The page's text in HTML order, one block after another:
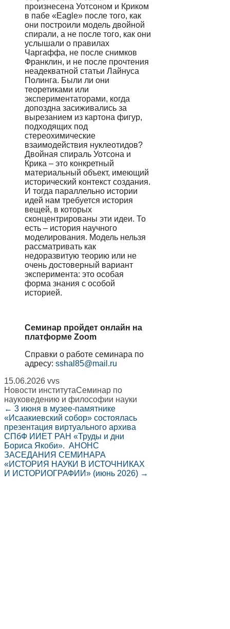
произнесена Уотсоном и Криком
в пабе «Eagle» после того, как
они построили модель двойной
спирали, а не после того, как они
услышали о правилах
Чаргаффа, не после снимков
Франклин, и не после прочтения
неадекватной статьи Лайнуса
Полинга. Были ли они
теоретиками или
экспериментаторами, когда
допоздна засиживались за
вырезанием из картона фигур,
подходящих под
стереохимические
взаимодействия нуклеотидов?
Двойная спираль Уотсона и
Крика – это конкретный
материальный объект, имеющий
исторический контекст создания.
И тогда параллельно истории
идей нам требуется история
вещей, в которых
сконцентрированы эти идеи. То
есть – история научного
моделирования. Модель нельзя
рассматривать как
недоразвитую теорию или не
очень достоверный вариант
эксперимента: это особая
форма знания с особой
историей.
Семинар пройдет онлайн на
платформе Zoom
Справки о работе семинара по
адресу: sshal85@mail.ru
15.06.2026 vvs
Новости институтаСеминар по
науковедению и философии науки
← 3 июня в музее-памятнике
«Исаакиевский собор» состоялась
презентация виртуального архива
СПбФ ИИЕТ РАН «Труды и дни
Бориса Якоби». АНОНС
ЗАСЕДАНИЯ СЕМИНАРА
«ИСТОРИЯ НАУКИ В ИСТОЧНИКАХ
И ИСТОРИОГРАФИИ» (июнь 2026) →